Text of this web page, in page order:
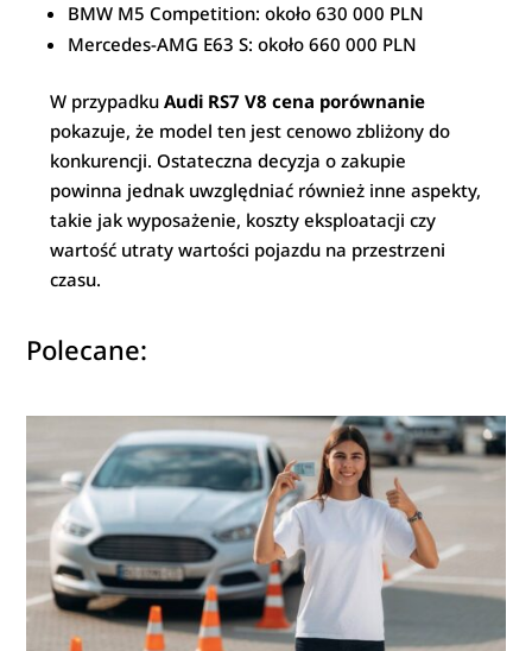
BMW M5 Competition: około 630 000 PLN
Mercedes-AMG E63 S: około 660 000 PLN
W przypadkuAudi RS7 V8 cena porównanie
pokazuje, że model ten jest cenowo zbliżony do
konkurencji. Ostateczna decyzja o zakupie
powinna jednak uwzględniać również inne aspekty,
takie jak wyposażenie, koszty eksploatacji czy
wartość utraty wartości pojazdu na przestrzeni
czasu.
Polecane: